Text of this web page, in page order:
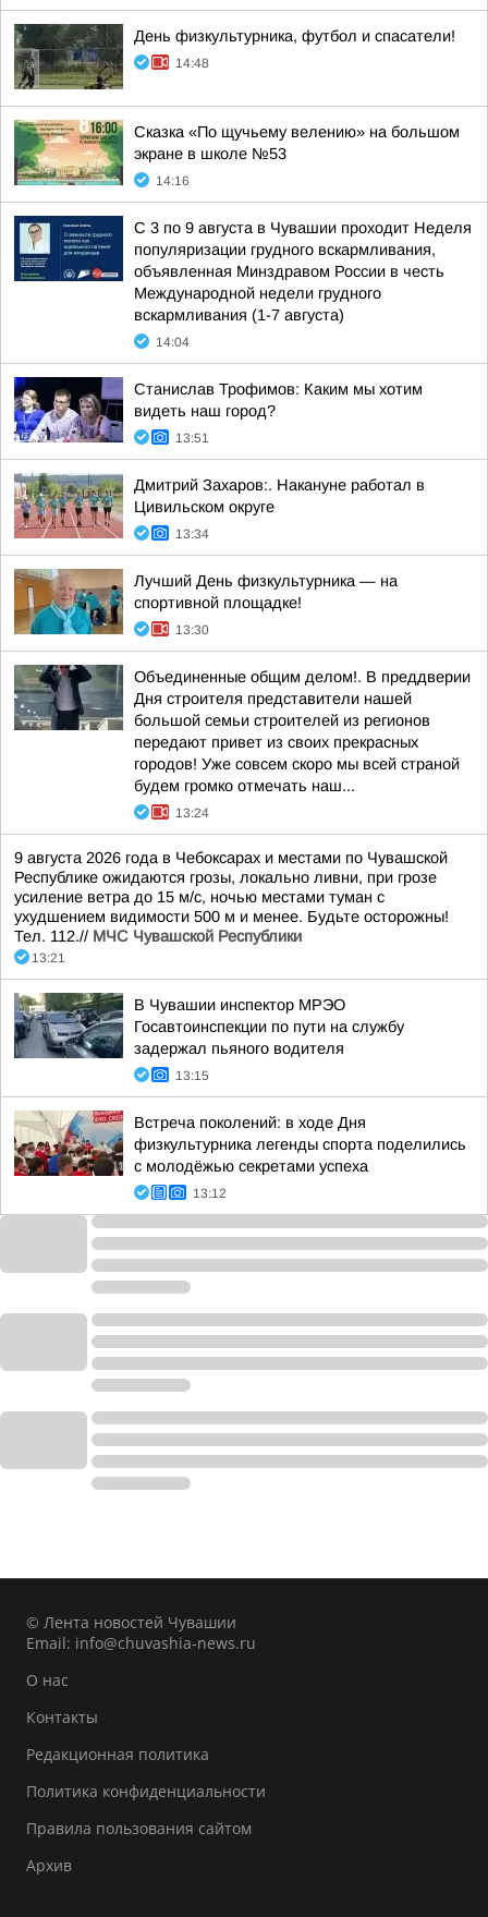
День физкультурника, футбол и спасатели!
14:48
Сказка «По щучьему велению» на большом
экране в школе №53
14:16
С 3 по 9 августа в Чувашии проходит Неделя
популяризации грудного вскармливания,
объявленная Минздравом России в честь
Международной недели грудного
вскармливания (1-7 августа)
14:04
Станислав Трофимов: Каким мы хотим
видеть наш город?
13:51
Дмитрий Захаров:. Накануне работал в
Цивильском округе
13:34
Лучший День физкультурника — на
спортивной площадке!
13:30
Объединенные общим делом!. В преддверии
Дня строителя представители нашей
большой семьи строителей из регионов
передают привет из своих прекрасных
городов! Уже совсем скоро мы всей страной
будем громко отмечать наш...
13:24
9 августа 2026 года в Чебоксарах и местами по Чувашской
Республике ожидаются грозы, локально ливни, при грозе
усиление ветра до 15 м/с, ночью местами туман с
ухудшением видимости 500 м и менее. Будьте осторожны!
Тел. 112.// МЧС Чувашской Республики
13:21
В Чувашии инспектор МРЭО
Госавтоинспекции по пути на службу
задержал пьяного водителя
13:15
Встреча поколений: в ходе Дня
физкультурника легенды спорта поделились
с молодёжью секретами успеха
13:12
© Лента новостей Чувашии
Email: info@chuvashia-news.ru
О нас
Контакты
Редакционная политика
Политика конфиденциальности
Правила пользования сайтом
Архив